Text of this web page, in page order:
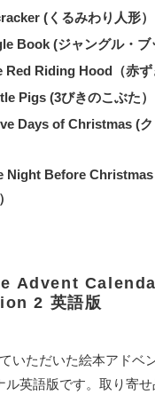
(くるみわり人形）
Book (ジャングル・ブ
Riding Hood（赤ず
Pigs (3びきのこぶた）
Days of Christmas (
Night Before
Advent
2 英語版
いただいた絵本アドベ
ル英語版です。取り寄